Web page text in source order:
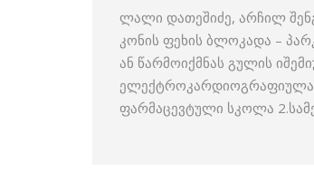
ლალი დათეშიძე, არჩილ
კონის ფეხის ბლოკადა –
ან წარმოიქმნას გულის
ფარმაცევტული სკოლა